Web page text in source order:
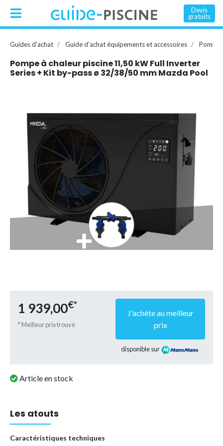
Devis
gratuits
Guides d'achat Guide d'achat équipements et accessoires Pompe
Pompe à chaleur piscine 11,50 kW Full Inverter
Series + Kit by-pass ø 32/38/50 mm Mazda Pool
1 939,00€*
* Meilleur prix trouvé
J'achète au meilleur
prix
disponible sur
Article en stock
Les atouts
Caractéristiques techniques